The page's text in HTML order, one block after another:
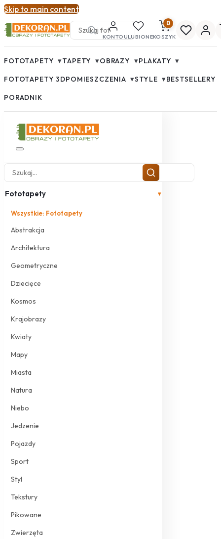
Skip to main content
KONTOULUBIONE
0
KOSZYK
FOTOTAPETY ▾TAPETY ▾OBRAZY ▾PLAKATY ▾
FOTOTAPETY 3DPOMIESZCZENIA ▾STYLE ▾BESTSELLERY
PORADNIK
Fototapety ▾
Wszystkie: Fototapety
Abstrakcja
Architektura
Geometryczne
Dziecięce
Kosmos
Krajobrazy
Kwiaty
Mapy
Miasta
Natura
Niebo
Jedzenie
Pojazdy
Sport
Styl
Tekstury
Pikowane
Zwierzęta